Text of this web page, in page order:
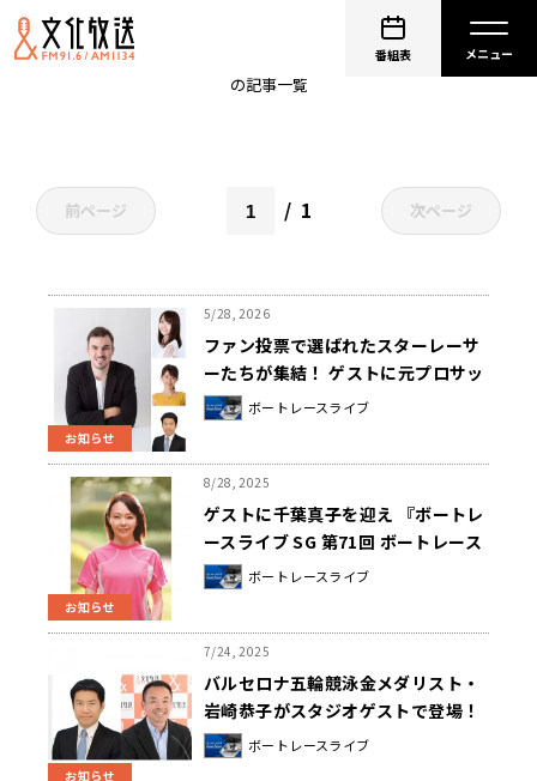
番組表
の記事一覧
前ページ 1 次ページ
お知らせ
5/28, 2026
ファン投票で選ばれたスターレーサ
ーたちが集結！ ゲストに元プロサッ
カー選手のハーフナー・マイクを迎
え『ボートレースライブ SG第53
戦 実況中継』 5/31（日）全国ネッ
トでオンエア
ボートレースライブ
お知らせ
8/28, 2025
ゲストに千葉真子を迎え 『ボートレ
ースライブ SG 第71回 ボートレース
メモリアル優勝戦 実況中継』
8/31（日） 全国29局ネットでオンエ
ボートレースライブ
お知らせ
7/24, 2025
バルセロナ五輪競泳金メダリスト・
岩崎恭子がスタジオゲストで登場！
『ボートレースライブ SG 第30回
オーシャンカップ優勝戦実況中継』
ボートレースライブ